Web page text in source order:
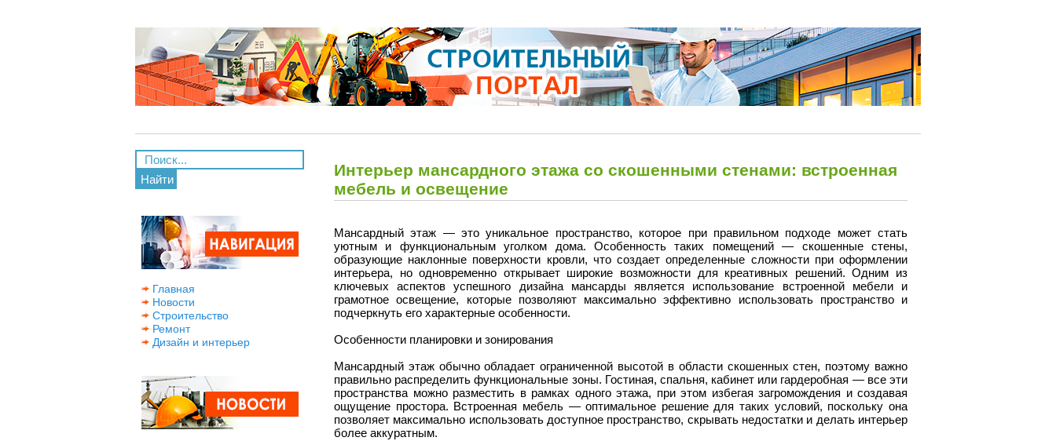
Найти
Главная
Новости
Строительство
Ремонт
Дизайн и интерьер
Интерьер мансардного этажа со скошенными стенами: встроенная
мебель и освещение
Мансардный этаж — это уникальное пространство, которое при правильном подходе может стать
уютным и функциональным уголком дома. Особенность таких помещений — скошенные стены,
образующие наклонные поверхности кровли, что создает определенные сложности при оформлении
интерьера, но одновременно открывает широкие возможности для креативных решений. Одним из
ключевых аспектов успешного дизайна мансарды является использование встроенной мебели и
грамотное освещение, которые позволяют максимально эффективно использовать пространство и
подчеркнуть его характерные особенности.
Особенности планировки и зонирования
Мансардный этаж обычно обладает ограниченной высотой в области скошенных стен, поэтому важно
правильно распределить функциональные зоны. Гостиная, спальня, кабинет или гардеробная — все эти
пространства можно разместить в рамках одного этажа, при этом избегая загромождения и создавая
ощущение простора. Встроенная мебель — оптимальное решение для таких условий, поскольку она
позволяет максимально использовать доступное пространство, скрывать недостатки и делать интерьер
более аккуратным.